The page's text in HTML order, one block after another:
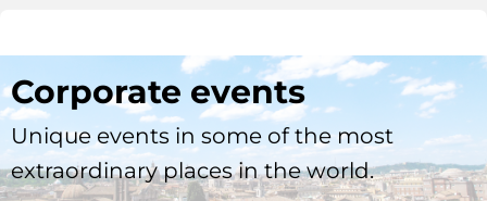
Corporate events
Unique events in some of the most
extraordinary places in the world.